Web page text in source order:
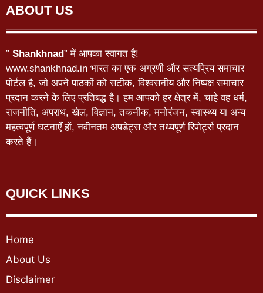
ABOUT US
” Shankhnad” में आपका स्वागत है!
www.shankhnad.in भारत का एक अग्रणी और सत्यप्रिय समाचार
पोर्टल है, जो अपने पाठकों को सटीक, विश्वसनीय और निष्पक्ष समाचार
प्रदान करने के लिए प्रतिबद्ध है। हम आपको हर क्षेत्र में, चाहे वह धर्म,
राजनीति, अपराध, खेल, विज्ञान, तकनीक, मनोरंजन, स्वास्थ्य या अन्य
महत्वपूर्ण घटनाएँ हों, नवीनतम अपडेट्स और तथ्यपूर्ण रिपोर्ट्स प्रदान
करते हैं।
QUICK LINKS
Home
About Us
Disclaimer